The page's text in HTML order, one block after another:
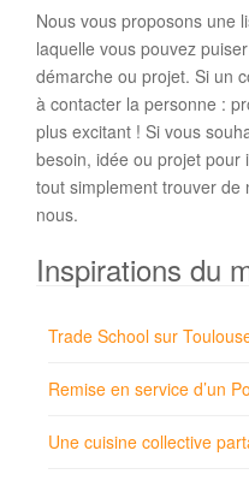
Nous vous proposons une
laquelle vous pouvez
démarche ou projet. Si un
à contacter la personne :
plus excitant ! Si vous
besoin, idée ou projet pour
tout simplement trouver de
nous.
Inspirations du
Trade School sur
Remise en service d’un
Une cuisine collective